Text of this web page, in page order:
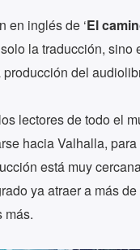
en inglés de ‘El
la traducción,
del
lectores de todo el
hacia Valhalla,
está muy
ya atraer a más
más.